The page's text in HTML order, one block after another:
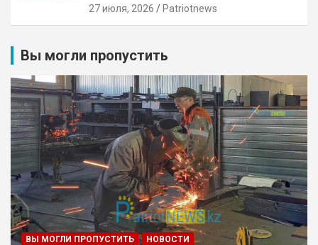
27 июля, 2026 Patriotnews
Вы могли пропустить
ВЫ МОГЛИ ПРОПУСТИТЬ НОВОСТИ